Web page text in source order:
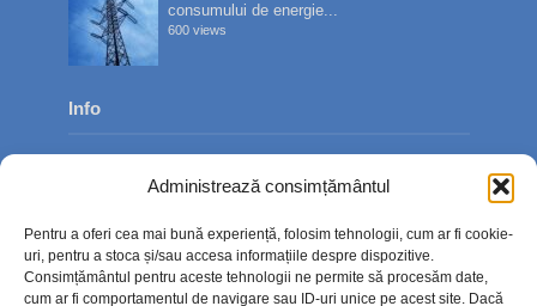
Administrează consimțământul
Pentru a oferi cea mai bună experiență, folosim tehnologii, cum ar fi cookie-
uri, pentru a stoca și/sau accesa informațiile despre dispozitive.
Consimțământul pentru aceste tehnologii ne permite să procesăm date,
cum ar fi comportamentul de navigare sau ID-uri unice pe acest site. Dacă
consumului de energie...
600 views
Info
Contact
Politica de confidențialitate